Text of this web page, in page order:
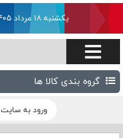
یکشنبه ۱۸ مرداد ۱۴۰۵ | Sunday 9 August 2026
گروه بندی کالا ها
ورود به سایت